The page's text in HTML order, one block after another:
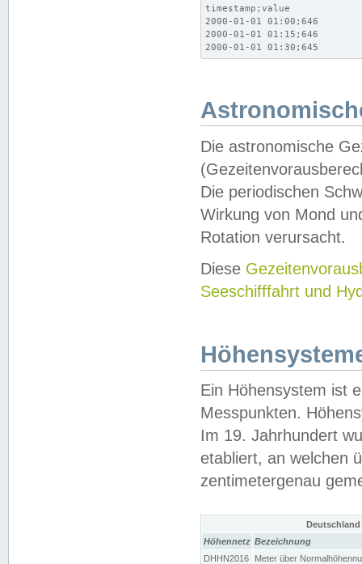
timestamp;value
2000-01-01 01:00;646
2000-01-01 01:15;646
2000-01-01 01:30;645
Die astronomische
Die periodischen
Wirkung von Mond
Rotation verursacht.
Diese
Seeschifffahrt und
Ein Höhensystem ist
Messpunkten.
Im 19. Jahrhundert
etabliert, an welchen
zentimetergenau
Höhennetz Bezeichnung
DHHN2016
Meter über